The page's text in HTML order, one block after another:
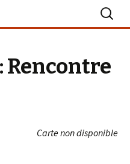
Rencontre
Carte non disponible